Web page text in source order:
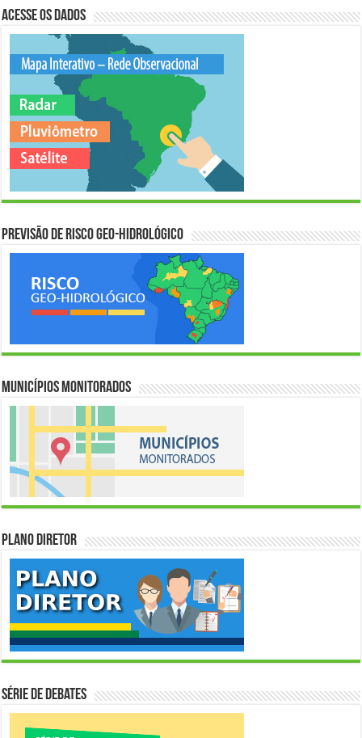
Acesse os Dados
Previsão de Risco Geo-Hidrológico
Municípios Monitorados
Plano Diretor
Série de Debates